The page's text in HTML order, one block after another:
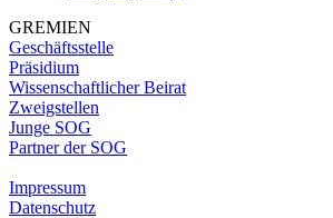
GREMIEN
Geschäftsstelle
Präsidium
Wissenschaftlicher Beirat
Zweigstellen
Junge SOG
Partner der SOG
Impressum
Datenschutz